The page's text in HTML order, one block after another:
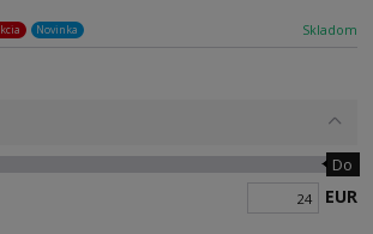
Skladom
Novinka
Do
EUR